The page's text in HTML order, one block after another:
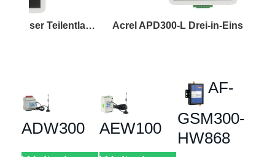
Acrel APD300-L Drei-in-Eins kabelgebundener Teilentladungssensor